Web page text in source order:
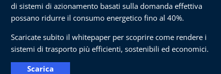
di sistemi di azionamento basati sulla domanda effettiva
possano ridurre il consumo energetico fino al 40%.
Scaricate subito il whitepaper per scoprire come rendere i
sistemi di trasporto più efficienti, sostenibili ed economici.
Scarica